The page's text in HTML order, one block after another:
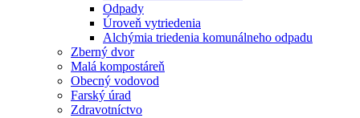
Odpady
Úroveň vytriedenia
Alchýmia triedenia komunálneho odpadu
Zberný dvor
Malá kompostáreň
Obecný vodovod
Farský úrad
Zdravotníctvo